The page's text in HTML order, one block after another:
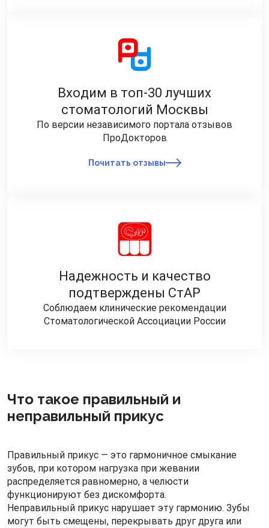
Входим в топ-30 лучших
стоматологий Москвы
По версии независимого портала отзывов
ПроДокторов
Почитать отзывы
Надежность и качество
подтверждены СтАР
Соблюдаем клинические рекомендации
Стоматологической Ассоциации России
Что такое правильный и
неправильный прикус
Правильный прикус — это гармоничное смыкание
зубов, при котором нагрузка при жевании
распределяется равномерно, а челюсти
функционируют без дискомфорта.
Неправильный прикус нарушает эту гармонию. Зубы
могут быть смещены, перекрывать друг друга или